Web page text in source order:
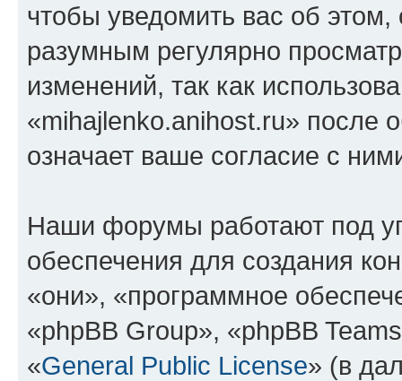
чтобы уведомить вас об
разумным регулярно
изменений, так как
«mihajlenko.anihost.ru» после
означает ваше согласие с
Наши форумы работают под
обеспечения для создания
«они», «программное
«phpBB Group», «phpBB
«General Public License» (в